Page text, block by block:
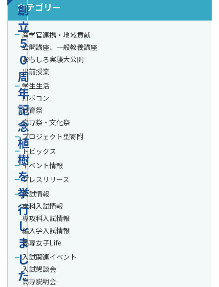
創
立
５
０
周
年
記
念
植
樹
を
挙
行
し
ま
し
た
カテゴリー
産学官連携・地域貢献
公開講座、一般教養講座
おもしろ実験大公開
出前授業
学生生活
ロボコン
体育祭
高専祭・文化祭
プロジェクト型寄附
トピックス
イベント情報
プレスリリース
入試情報
本科入試情報
専攻科入試情報
編入学入試情報
高専女子Life
入試関連イベント
入試懇談会
高専説明会